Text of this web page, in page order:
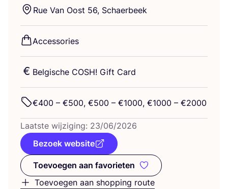
Rue Van Oost 56, Schaerbeek
Acces­so­ries
Bel­gi­sche COSH! Gift Card
€400 – €500, €500 – €1000, €1000 – €2000
Laat­ste wij­zi­ging: 23/06/2026
Bezoek website
Toevoegen aan favorieten
Toevoegen aan favorieten
Toevoegen aan shopping route